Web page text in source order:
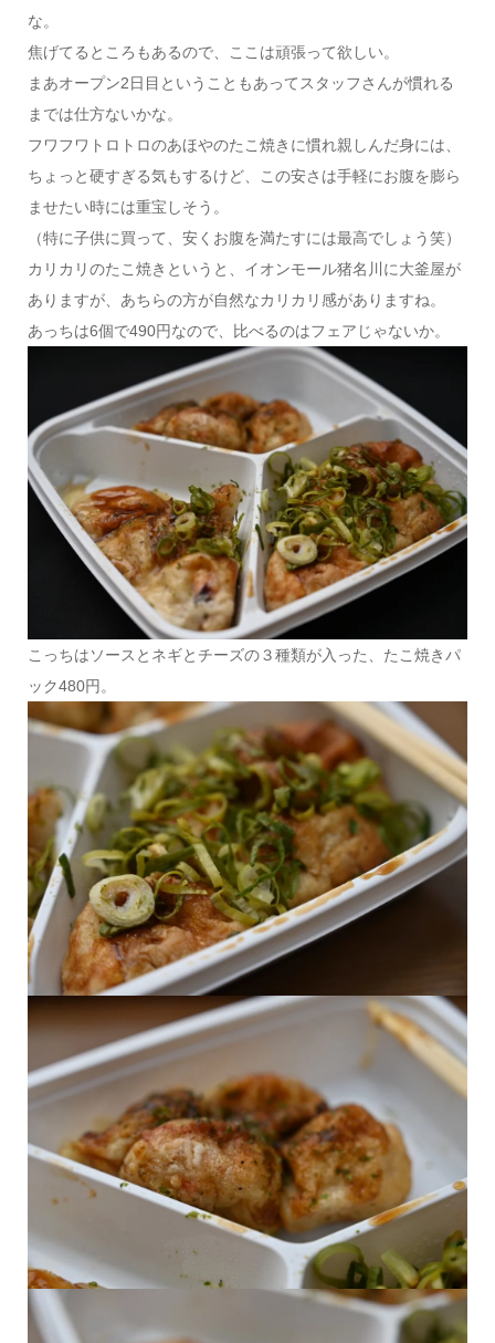
な。
焦げてるところもあるので、ここは頑張って欲しい。
まあオープン2日目ということもあってスタッフさんが慣れる
までは仕方ないかな。
フワフワトロトロのあほやのたこ焼きに慣れ親しんだ身には、
ちょっと硬すぎる気もするけど、この安さは手軽にお腹を膨ら
ませたい時には重宝しそう。
（特に子供に買って、安くお腹を満たすには最高でしょう笑）
カリカリのたこ焼きというと、イオンモール猪名川に大釜屋が
ありますが、あちらの方が自然なカリカリ感がありますね。
あっちは6個で490円なので、比べるのはフェアじゃないか。
こっちはソースとネギとチーズの３種類が入った、たこ焼きパ
ック480円。